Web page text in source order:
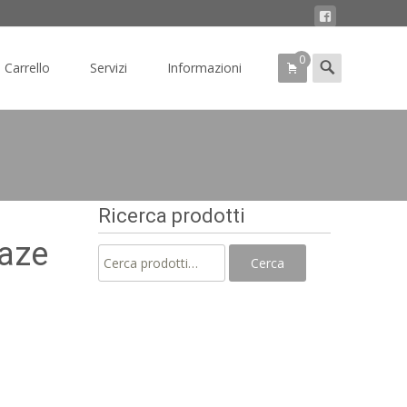
Carrello Servizi Informazioni 0
Search
for:
Ricerca prodotti
Cerca: Cerca